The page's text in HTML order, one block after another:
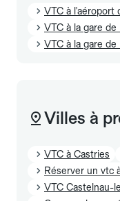
VTC à l'aéroport
VTC à la gare
VTC à la gare de
Villes à
VTC à Castries
Réserver un vtc
VTC Castelnau-